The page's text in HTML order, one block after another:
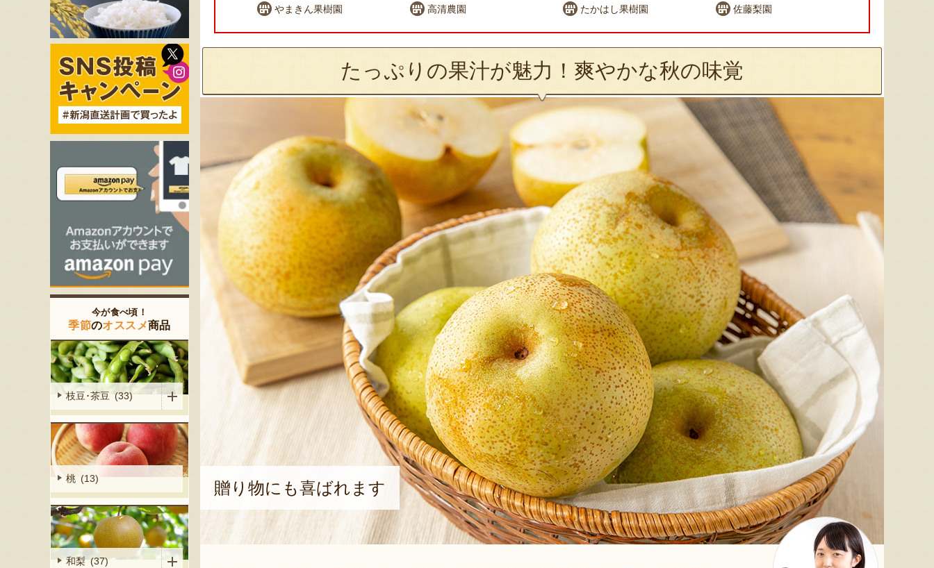
石田フルーツガーデン やまきん果樹園 高清農園 たかはし果樹園 佐藤梨園
たっぷりの果汁が魅力！爽やかな秋の味覚
贈り物にも喜ばれます
今が食べ頃！
季節のオススメ商品
枝豆･茶豆 (33)
桃 (13)
和梨 (37)